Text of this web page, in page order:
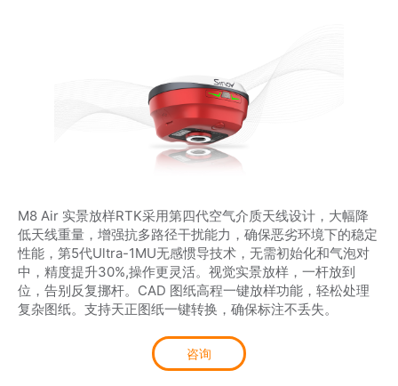
M8 Air 实景放样RTK采用第四代空气介质天线设计，大幅降
低天线重量，增强抗多路径干扰能力，确保恶劣环境下的稳定
性能，第5代Ultra-1MU无感惯导技术，无需初始化和气泡对
中，精度提升30%,操作更灵活。视觉实景放样，一杆放到
位，告别反复挪杆。CAD 图纸高程一键放样功能，轻松处理
复杂图纸。支持天正图纸一键转换，确保标注不丢失。
咨询